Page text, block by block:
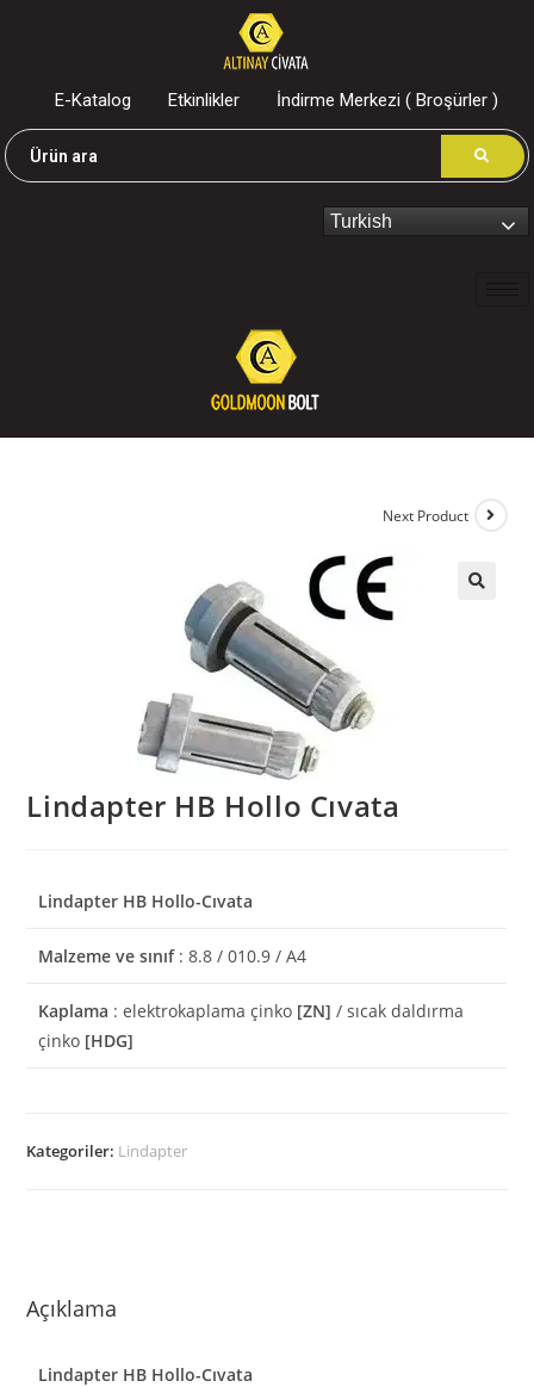
E-Katalog Etkinlikler İndirme Merkezi ( Broşürler )
Turkish
Next Product
Lindapter HB Hollo Cıvata
Lindapter HB Hollo-Cıvata
Malzeme ve sınıf: 8.8 / 010.9 / A4
Kaplama : elektrokaplama çinko [ZN] / sıcak daldırma
çinko [HDG]
Kategoriler: Lindapter
Açıklama
Lindapter HB Hollo-Cıvata